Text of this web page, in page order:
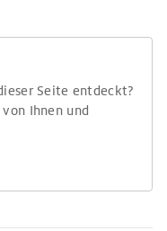
Seite entdeckt?
Ihnen und